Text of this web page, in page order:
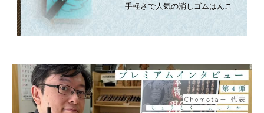
手軽さで人気の消しゴムはんこ